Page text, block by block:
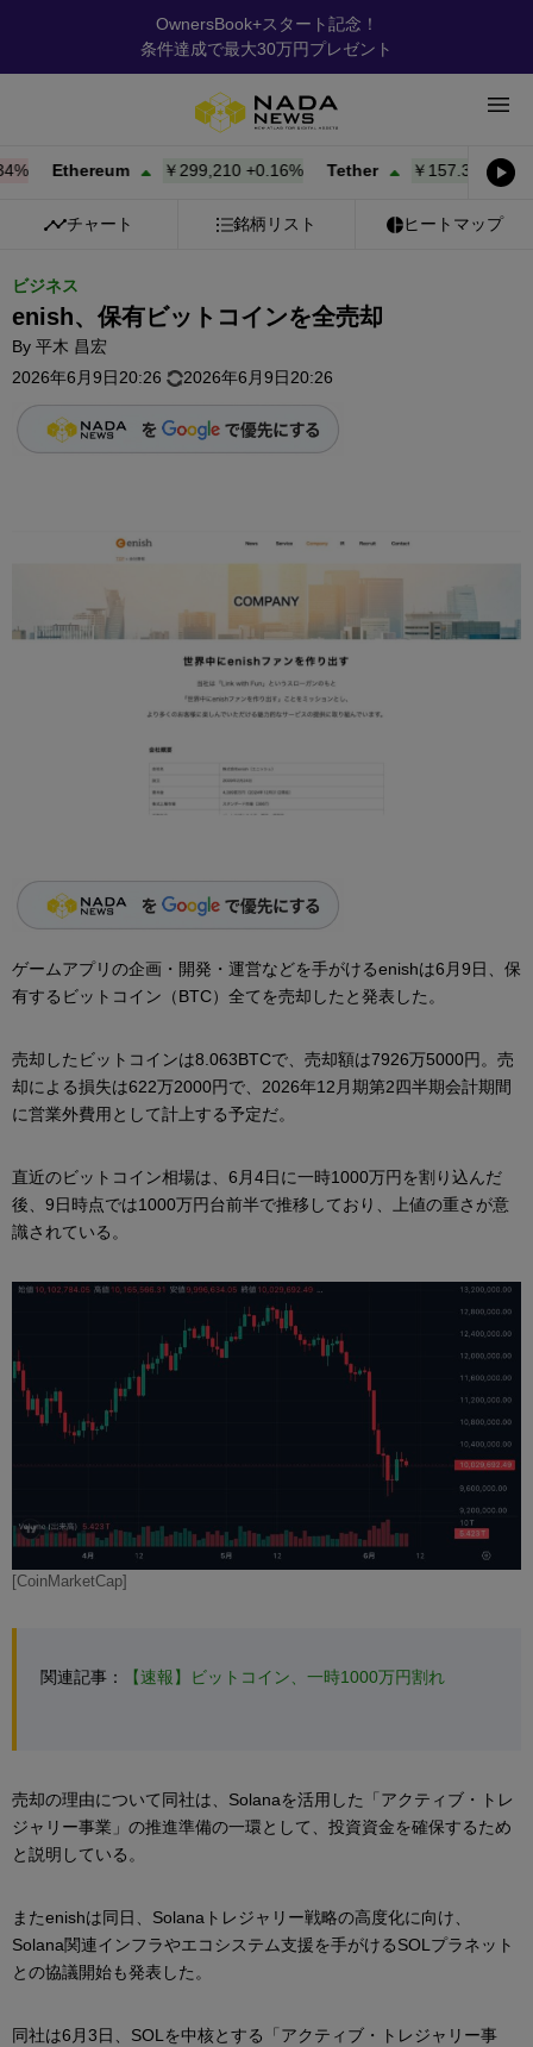
OwnersBook+スタート記念！
条件達成で最大30万円プレゼント
Ethereum ￥299,210+0.16% Tether ￥157.31 + 0.02%
チャート 銘柄リスト ヒートマップ
ビジネス
enish、保有ビットコインを全売却
By 平木 昌宏
2026年6月9日20:26
2026年6月9日20:26
ゲームアプリの企画・開発・運営などを手がけるenishは6月9日、保
有するビットコイン（BTC）全てを売却したと発表した。
売却したビットコインは8.063BTCで、売却額は7926万5000円。売
却による損失は622万2000円で、2026年12月期第2四半期会計期間
に営業外費用として計上する予定だ。
直近のビットコイン相場は、6月4日に一時1000万円を割り込んだ
後、9日時点では1000万円台前半で推移しており、上値の重さが意
識されている。
[CoinMarketCap]
関連記事： 【速報】ビットコイン、一時1000万円割れ
売却の理由について同社は、Solanaを活用した「アクティブ・トレ
ジャリー事業」の推進準備の一環として、投資資金を確保するため
と説明している。
またenishは同日、Solanaトレジャリー戦略の高度化に向け、
Solana関連インフラやエコシステム支援を手がけるSOLプラネット
との協議開始も発表した。
同社は6月3日、SOLを中核とする「アクティブ・トレジャリー事